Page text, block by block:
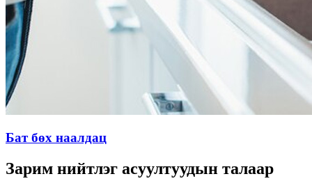
Бат бөх наалдац
Зарим нийтлэг асуултуудын талаар